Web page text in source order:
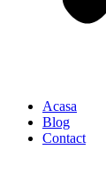
Acasa
Blog
Contact